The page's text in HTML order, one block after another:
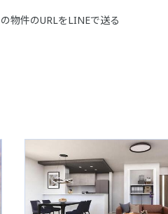
物件のURLをLINEで送る